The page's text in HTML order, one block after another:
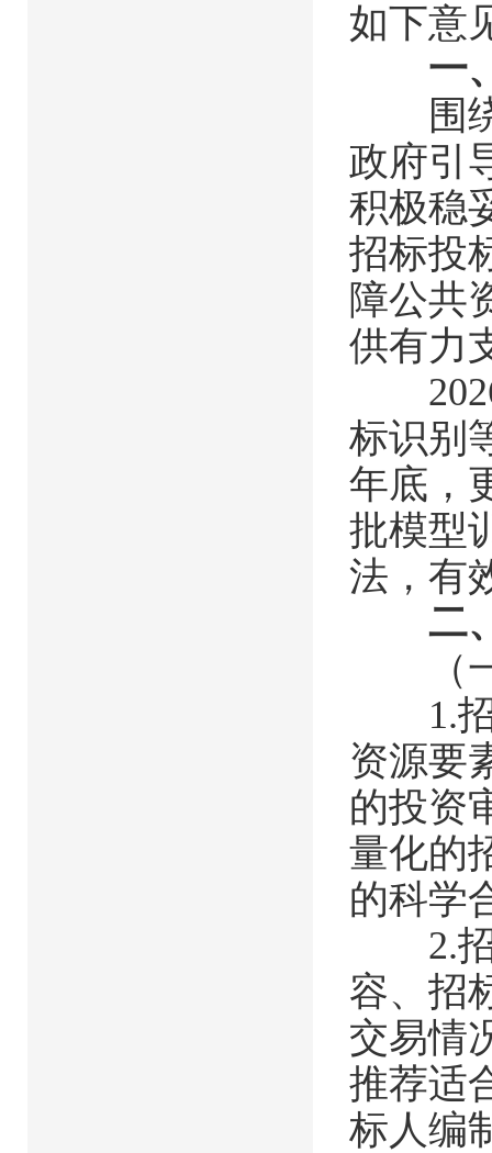
如下意
一
围绕
政府引
积极稳
招标投
障公共
供有力
2026
标识别
年底，
批模型
法，有
二
（一
1.招
资源要
的投资
量化的
的科学
2.招
容、招
交易情
推荐适
标人编